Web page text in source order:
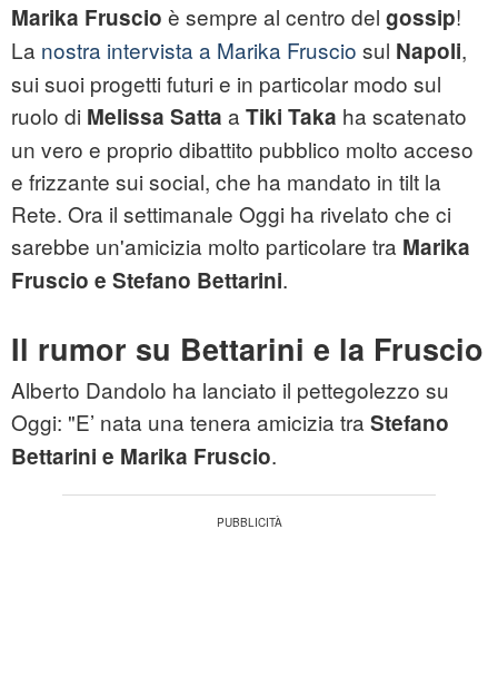
Marika Fruscio è sempre al centro del gossip!
La nostra intervista a Marika Fruscio sul Napoli,
sui suoi progetti futuri e in particolar modo sul
ruolo di Melissa Satta a Tiki Taka ha scatenato
un vero e proprio dibattito pubblico molto acceso
e frizzante sui social, che ha mandato in tilt la
Rete. Ora il settimanale Oggi ha rivelato che ci
sarebbe un'amicizia molto particolare tra Marika
Fruscio e Stefano Bettarini.
Il rumor su Bettarini e la Fruscio
Alberto Dandolo ha lanciato il pettegolezzo su
Oggi: "E’ nata una tenera amicizia tra Stefano
Bettarini e Marika Fruscio.